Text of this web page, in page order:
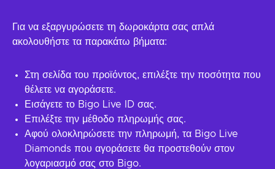
Για να εξαργυρώσετε τη δωροκάρτα σας απλά
ακολουθήστε τα παρακάτω βήματα:
Στη σελίδα του προϊόντος, επιλέξτε την ποσότητα που
θέλετε να αγοράσετε.
Εισάγετε το Bigo Live ID σας.
Επιλέξτε την μέθοδο πληρωμής σας.
Αφού ολοκληρώσετε την πληρωμή, τα Bigo Live
Diamonds που αγοράσετε θα προστεθούν στον
λογαριασμό σας στο Bigo.